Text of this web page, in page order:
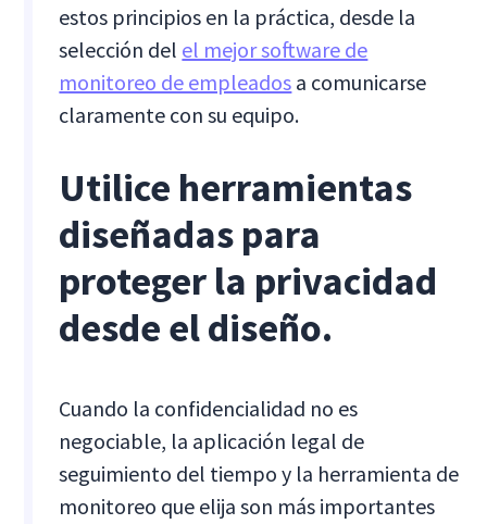
estos principios en la práctica, desde la
selección del el mejor software de
monitoreo de empleados a comunicarse
claramente con su equipo.
Utilice herramientas
diseñadas para
proteger la privacidad
desde el diseño.
Cuando la confidencialidad no es
negociable, la aplicación legal de
seguimiento del tiempo y la herramienta de
monitoreo que elija son más importantes